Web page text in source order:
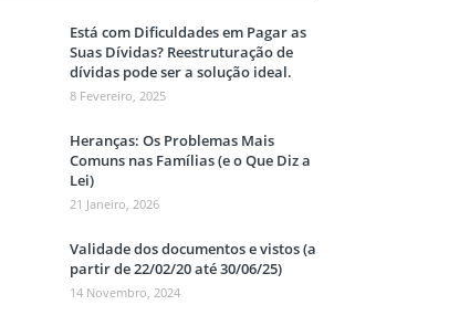
Está com Dificuldades em Pagar as
Suas Dívidas? Reestruturação de
dívidas pode ser a solução ideal.
8 Fevereiro, 2025
Heranças: Os Problemas Mais
Comuns nas Famílias (e o Que Diz a
Lei)
21 Janeiro, 2026
Validade dos documentos e vistos (a
partir de 22/02/20 até 30/06/25)
14 Novembro, 2024